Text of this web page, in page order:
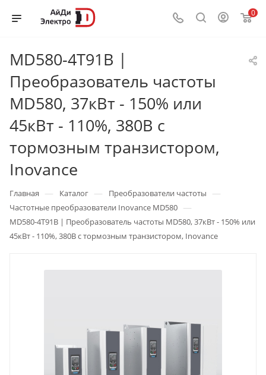
0
MD580-4T91B |
Преобразователь частоты
MD580, 37кВт - 150% или
45кВт - 110%, 380В с
тормозным транзистором,
Inovance
Главная — Каталог — Преобразователи частоты —
Частотные преобразователи Inovance MD580 —
MD580-4T91B | Преобразователь частоты MD580, 37кВт - 150% или
45кВт - 110%, 380В с тормозным транзистором, Inovance